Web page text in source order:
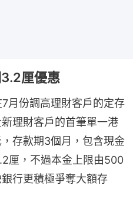
厘優惠
月份調高理財客戶的定存
理財客戶的首筆單一港
存款期3個月，包含現金
厘，不過本金上限由500
行更積極爭奪大額存